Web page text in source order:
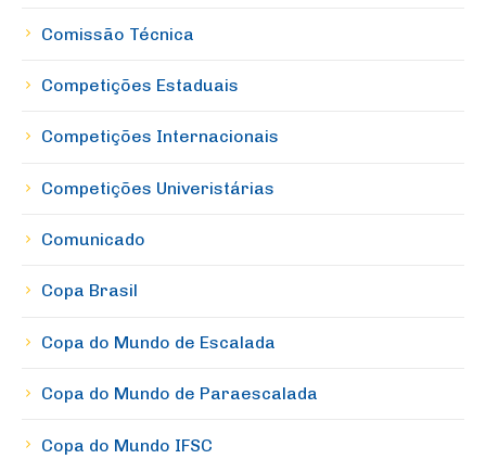
Comissão Técnica
Competições Estaduais
Competições Internacionais
Competições Univeristárias
Comunicado
Copa Brasil
Copa do Mundo de Escalada
Copa do Mundo de Paraescalada
Copa do Mundo IFSC